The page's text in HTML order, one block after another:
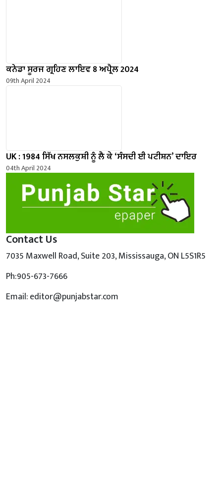
ਕਨੇਡਾ ਸੂਰਜ ਗ੍ਰਹਿਣ ਲਾਇਵ 8 ਅਪ੍ਰੈਲ 2024
09th April 2024
UK : 1984 ਸਿੱਖ ਨਸਲਕੁਸ਼ੀ ਨੂੰ ਲੈ ਕੇ ‘ਸੰਸਦੀ ਈ ਪਟੀਸ਼ਨ’ ਦਾਇਰ
04th April 2024
Contact Us
7035 Maxwell Road, Suite 203, Mississauga, ON L5S1R5
Ph:905-673-7666
Email: editor@punjabstar.com